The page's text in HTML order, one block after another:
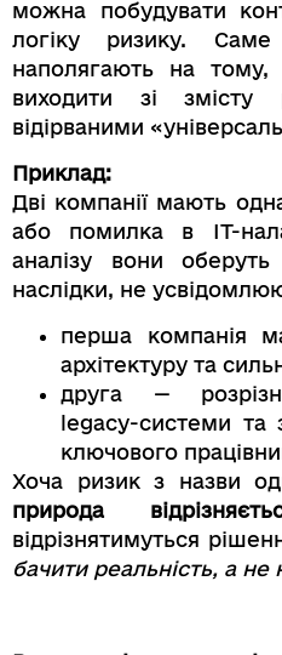
можна побудувати
логіку ризику.
наполягають на тому,
виходити зі
відірваними
Приклад:
Дві компанії мають
або помилка в ІТ-
аналізу вони оберуть
наслідки, не
перша компанія
архітектуру та
друга —
legacy-системи та
ключового
Хоча ризик з назви
природа
відрізнятимуться
бачити реальність, а не